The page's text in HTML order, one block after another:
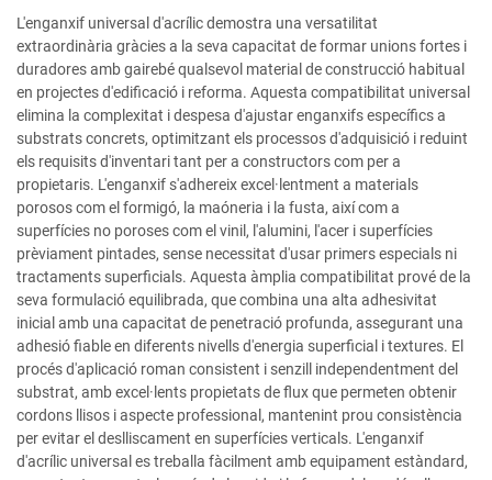
L'enganxif universal d'acrílic demostra una versatilitat
extraordinària gràcies a la seva capacitat de formar unions fortes i
duradores amb gairebé qualsevol material de construcció habitual
en projectes d'edificació i reforma. Aquesta compatibilitat universal
elimina la complexitat i despesa d'ajustar enganxifs específics a
substrats concrets, optimitzant els processos d'adquisició i reduint
els requisits d'inventari tant per a constructors com per a
propietaris. L'enganxif s'adhereix excel·lentment a materials
porosos com el formigó, la maóneria i la fusta, així com a
superfícies no poroses com el vinil, l'alumini, l'acer i superfícies
prèviament pintades, sense necessitat d'usar primers especials ni
tractaments superficials. Aquesta àmplia compatibilitat prové de la
seva formulació equilibrada, que combina una alta adhesivitat
inicial amb una capacitat de penetració profunda, assegurant una
adhesió fiable en diferents nivells d'energia superficial i textures. El
procés d'aplicació roman consistent i senzill independentment del
substrat, amb excel·lents propietats de flux que permeten obtenir
cordons llisos i aspecte professional, mantenint prou consistència
per evitar el deslliscament en superfícies verticals. L'enganxif
d'acrílic universal es treballa fàcilment amb equipament estàndard,